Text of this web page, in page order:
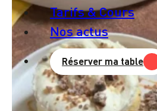
Tarifs & Cours
Nos actus
Réserver ma table